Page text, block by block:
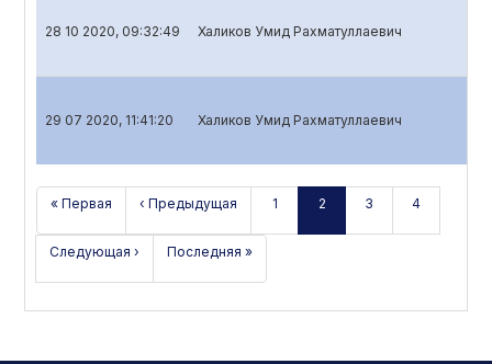
28 10 2020, 09:32:49 Халиков Умид Рахматуллаевич
29 07 2020, 11:41:20 Халиков Умид Рахматуллаевич
« Первая ‹ Предыдущая 1 2 3 4
Следующая › Последняя »